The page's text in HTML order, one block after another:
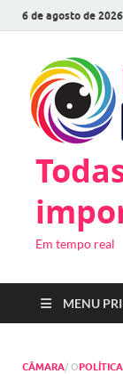
6 de agosto de 2026
Em tempo real
MENU
CÂMARA/ OPOLÍTICA